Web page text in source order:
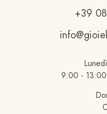
+39
9:00 -